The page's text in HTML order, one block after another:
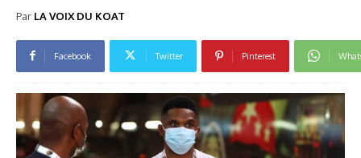
Par LA VOIX DU KOAT
Facebook Twitter Pinterest